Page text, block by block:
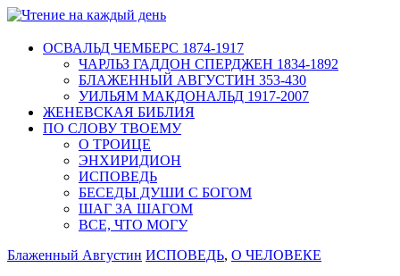
ОСВАЛЬД ЧЕМБЕРС 1874-1917
ЧАРЛЬЗ ГАДДОН СПЕРДЖЕН 1834-1892
БЛАЖЕННЫЙ АВГУСТИН 353-430
УИЛЬЯМ МАКДОНАЛЬД 1917-2007
ЖЕНЕВСКАЯ БИБЛИЯ
ПО СЛОВУ ТВОЕМУ
О ТРОИЦЕ
ЭНХИРИДИОН
ИСПОВЕДЬ
БЕСЕДЫ ДУШИ С БОГОМ
ШАГ ЗА ШАГОМ
ВСЕ, ЧТО МОГУ
Блаженный Августин ИСПОВЕДЬ, О ЧЕЛОВЕКЕ